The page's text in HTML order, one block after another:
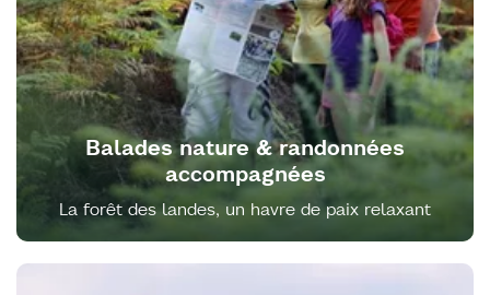
Balades nature & randonnées
accompagnées
La forêt des landes, un havre de paix relaxant